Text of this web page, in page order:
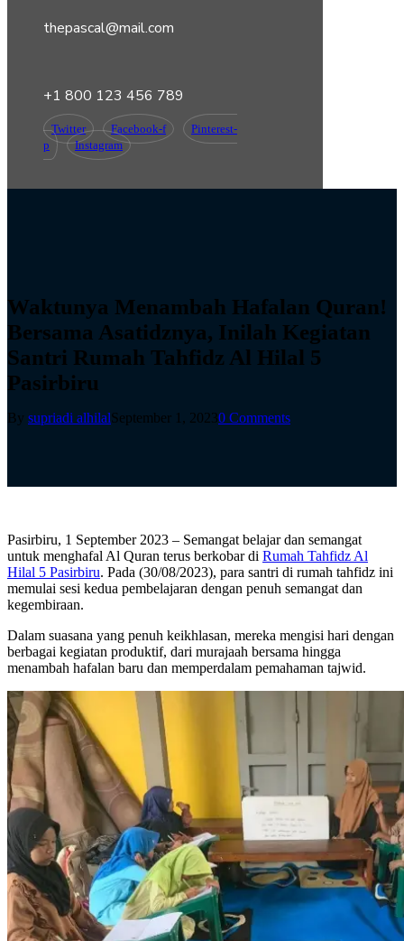
thepascal@mail.com
+1 800 123 456 789
Twitter Facebook-f
Pinterest-
p
Instagram
Waktunya Menambah Hafalan Quran!
Bersama Asatidznya, Inilah Kegiatan
Santri Rumah Tahfidz Al Hilal 5
Pasirbiru
By supriadi alhilalSeptember 1, 20230 Comments
Pasirbiru, 1 September 2023 – Semangat belajar dan semangat
untuk menghafal Al Quran terus berkobar di Rumah Tahfidz Al
Hilal 5 Pasirbiru. Pada (30/08/2023), para santri di rumah tahfidz ini
memulai sesi kedua pembelajaran dengan penuh semangat dan
kegembiraan.
Dalam suasana yang penuh keikhlasan, mereka mengisi hari dengan
berbagai kegiatan produktif, dari murajaah bersama hingga
menambah hafalan baru dan memperdalam pemahaman tajwid.